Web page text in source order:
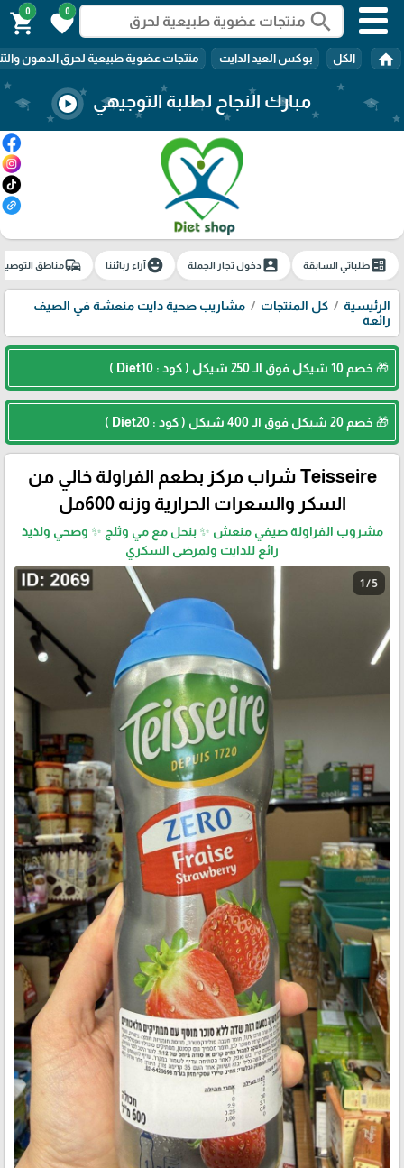
search
0
favorite
0
shopping_cart
home الكل بوكس العيد الدايت منتجات عضوية طبيعية لحرق الدهون
مبارك النجاح لطلبة التوجيهي play_circle
ballotطلباتي السابقة account_boxدخول تجار الجملة emoji_emotionsآراء زبائننا commuteمناطق
الرئيسية كل المنتجات
مشاريب صحية دايت منعشة في الصيف
رائعة
🎁 خصم 10 شيكل فوق الـ 250 شيكل ( كود : Diet10 )
🎁 خصم 20 شيكل فوق الـ 400 شيكل ( كود : Diet20 )
Teisseire شراب مركز بطعم الفراولة خالي من
السكر والسعرات الحرارية وزنه 600مل
مشروب الفراولة صيفي منعش ✨ بنحل مع مي وثلج ✨ وصحي ولذيذ
رائع للدايت ولمرضى السكري
1 / 5